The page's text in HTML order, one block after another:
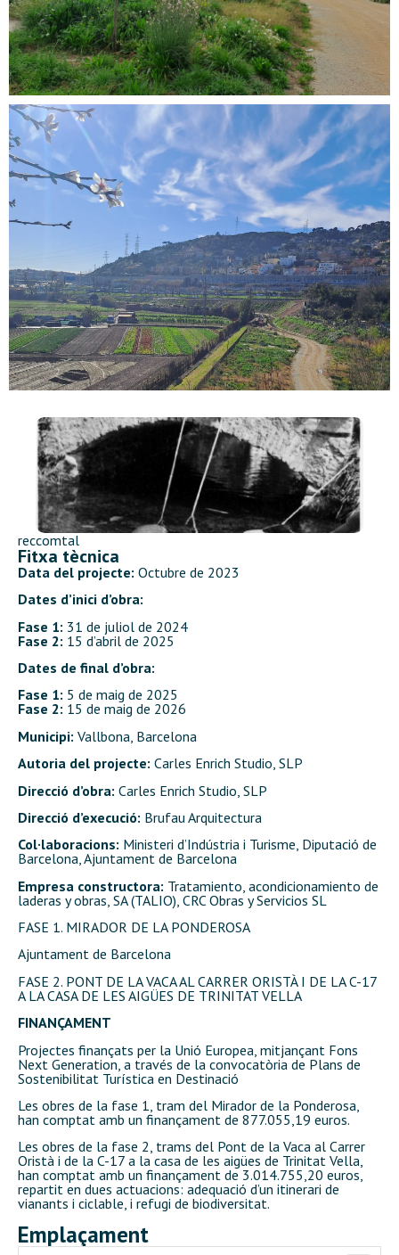
reccomtal
Fitxa tècnica
Data del projecte: Octubre de 2023
Dates d’inici d’obra:
Fase 1: 31 de juliol de 2024
Fase 2: 15 d’abril de 2025
Dates de final d’obra:
Fase 1: 5 de maig de 2025
Fase 2: 15 de maig de 2026
Municipi: Vallbona, Barcelona
Autoria del projecte: Carles Enrich Studio, SLP
Direcció d’obra: Carles Enrich Studio, SLP
Direcció d’execució: Brufau Arquitectura
Col·laboracions: Ministeri d’Indústria i Turisme, Diputació de
Barcelona, Ajuntament de Barcelona
Empresa constructora: Tratamiento, acondicionamiento de
laderas y obras, SA (TALIO), CRC Obras y Servicios SL
FASE 1. MIRADOR DE LA PONDEROSA
Ajuntament de Barcelona
FASE 2. PONT DE LA VACA AL CARRER ORISTÀ I DE LA C-17
A LA CASA DE LES AIGÜES DE TRINITAT VELLA
FINANÇAMENT
Projectes finançats per la Unió Europea, mitjançant Fons
Next Generation, a través de la convocatòria de Plans de
Sostenibilitat Turística en Destinació
Les obres de la fase 1, tram del Mirador de la Ponderosa,
han comptat amb un finançament de 877.055,19 euros.
Les obres de la fase 2, trams del Pont de la Vaca al Carrer
Oristà i de la C-17 a la casa de les aigües de Trinitat Vella,
han comptat amb un finançament de 3.014.755,20 euros,
repartit en dues actuacions: adequació d’un itinerari de
vianants i ciclable, i refugi de biodiversitat.
Emplaçament